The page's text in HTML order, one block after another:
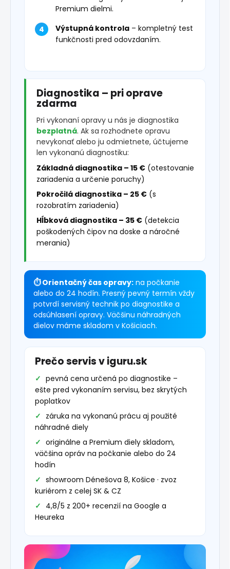
Premium dielmi.
Výstupná kontrola – kompletný test
funkčnosti pred odovzdaním.
Diagnostika – pri oprave
zdarma
Pri vykonaní opravy u nás je diagnostika
bezplatná. Ak sa rozhodnete opravu
nevykonať alebo ju odmietnete, účtujeme
len vykonanú diagnostiku:
Základná diagnostika – 15 € (otestovanie
zariadenia a určenie poruchy)
Pokročilá diagnostika – 25 € (s
rozobratím zariadenia)
Hĺbková diagnostika – 35 € (detekcia
poškodených čipov na doske a náročné
merania)
⏱ Orientačný čas opravy: na počkanie
alebo do 24 hodín. Presný pevný termín vždy
potvrdí servisný technik po diagnostike a
odsúhlasení opravy. Väčšinu náhradných
dielov máme skladom v Košiciach.
Prečo servis v iguru.sk
pevná cena určená po diagnostike –
ešte pred vykonaním servisu, bez skrytých
poplatkov
záruka na vykonanú prácu aj použité
náhradné diely
originálne a Premium diely skladom,
väčšina opráv na počkanie alebo do 24
hodín
showroom Dénešova 8, Košice · zvoz
kuriérom z celej SK & CZ
4,8/5 z 200+ recenzií na Google a
Heureka